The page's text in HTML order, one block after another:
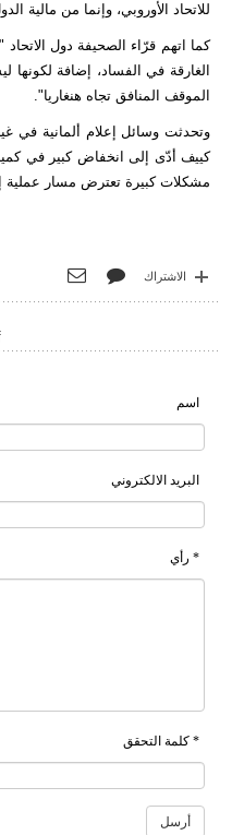
للاتحاد الأوروبي، وإنما من مالية
كما اتهم قرّاء الصحيفة دول الاتحاد
الغارقة في الفساد، إضافة لكونها
الموقف المنافق تجاه هنغاريا".
وتحدثت وسائل إعلام ألمانية في
كييف أدّى إلى انخفاض كبير في
مشكلات كبيرة تعترض مسار عملية
الاشتراك
اسم
البريد الالكتروني
* رأي
* كلمة التحقق